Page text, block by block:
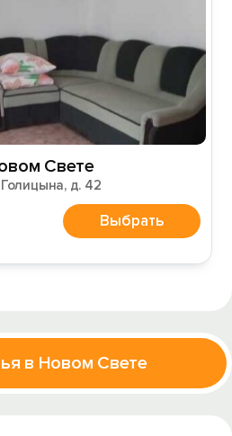
Свете
д. 42
Выбрать
в Новом Свете